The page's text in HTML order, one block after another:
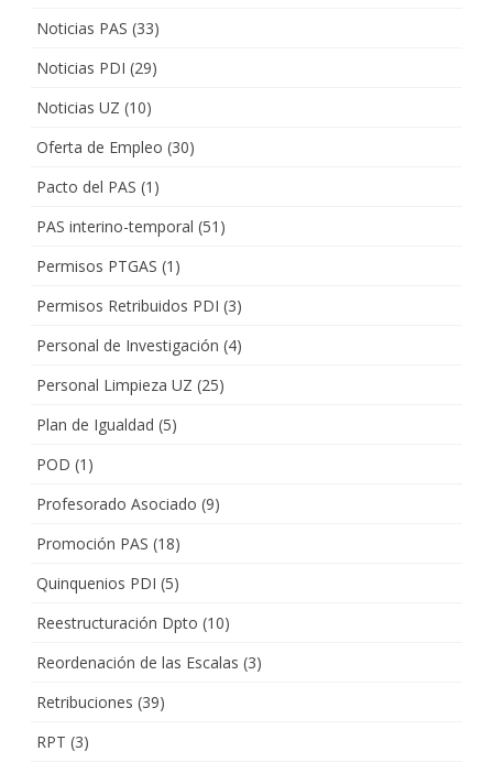
Noticias PAS (33)
Noticias PDI (29)
Noticias UZ (10)
Oferta de Empleo (30)
Pacto del PAS (1)
PAS interino-temporal (51)
Permisos PTGAS (1)
Permisos Retribuidos PDI (3)
Personal de Investigación (4)
Personal Limpieza UZ (25)
Plan de Igualdad (5)
POD (1)
Profesorado Asociado (9)
Promoción PAS (18)
Quinquenios PDI (5)
Reestructuración Dpto (10)
Reordenación de las Escalas (3)
Retribuciones (39)
RPT (3)